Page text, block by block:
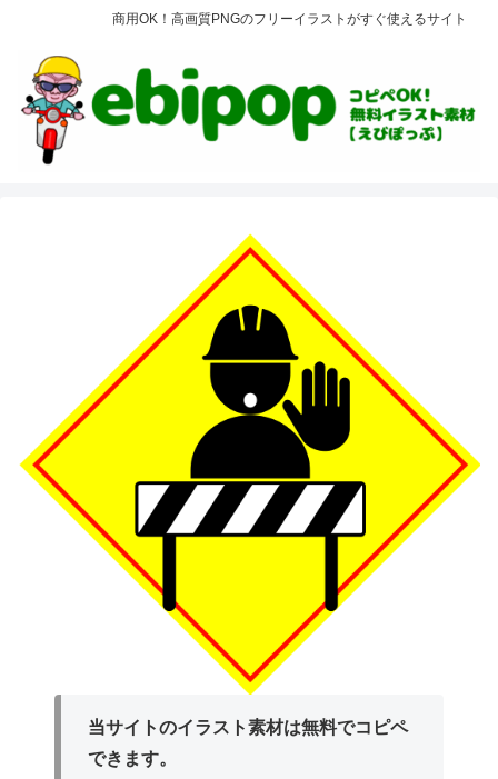
商用OK！高画質PNGのフリーイラストがすぐ使えるサイト
当サイトのイラスト素材は無料でコピペ
できます。